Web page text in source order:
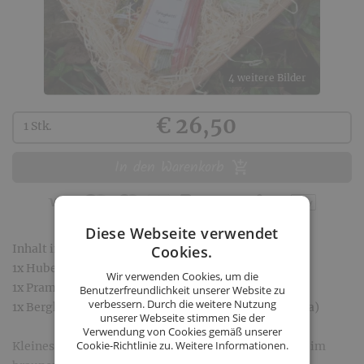
4 weitere Bilder
Kaufen
1 Stk. € 26,50
Inhalt im Geschenkkarton:
1x Huber Spaghetti (bunt 400g, handgeschnitten)
1x Pramoleum Rapsöl (100ml)
1x Bergkräuter BIO Gewürzzubereitung (30g für Pasta)
Kleines Geschenk-Paket liebevoll per Hand verpackt im
Diese Webseite verwendet
Cookies.
Wir verwenden Cookies, um die
Benutzerfreundlichkeit unserer Website zu
verbessern. Durch die weitere Nutzung
unserer Webseite stimmen Sie der
Verwendung von Cookies gemäß unserer
Cookie-Richtlinie zu.Weitere Informationen.